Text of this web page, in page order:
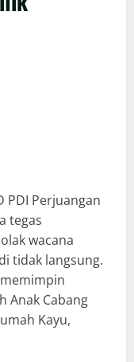
PDI Perjuangan
tegas
wacana
tidak langsung.
Anak Cabang
Kayu,